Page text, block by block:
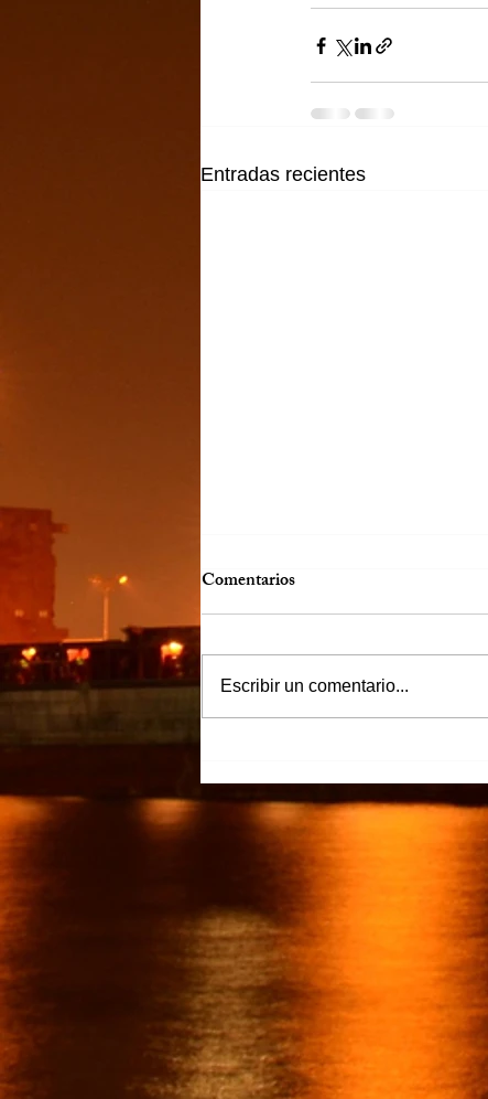
Entradas recientes
familiares y amigos
Comentarios
Escribir un comentario...